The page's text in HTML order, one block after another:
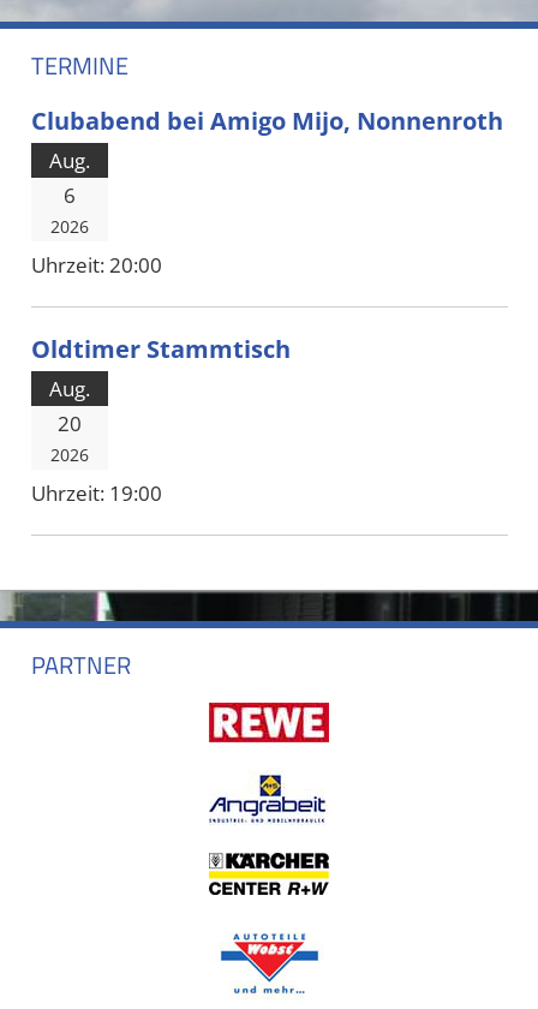
TERMINE
Clubabend bei Amigo Mijo, Nonnenroth
Aug.
6
2026
Uhrzeit: 20:00
Oldtimer Stammtisch
Aug.
20
2026
Uhrzeit: 19:00
PARTNER